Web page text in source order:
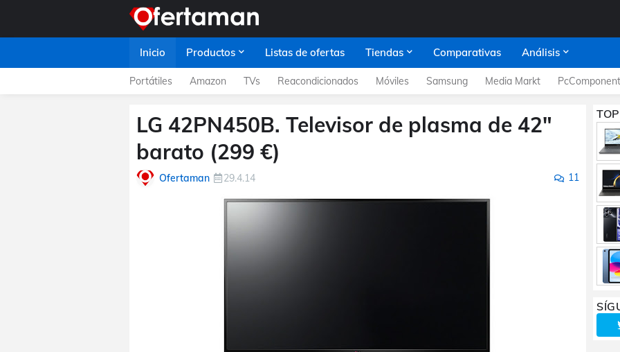
Inicio Productos Listas de ofertas Tiendas Comparativas Análisis
Portátiles Amazon TVs Reacondicionados Móviles Samsung Media Markt
LG 42PN450B. Televisor de plasma de 42"
barato (299 €)
Ofertaman 29.4.14 11